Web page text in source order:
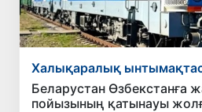
Халықаралық
Беларустан Өзбекстанға
пойызының қатынауы